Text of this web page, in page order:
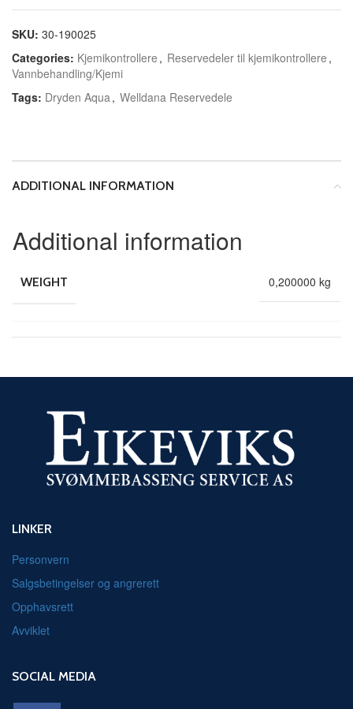
SKU: 30-190025
Categories: Kjemikontrollere , Reservedeler til kjemikontrollere ,
Vannbehandling/Kjemi
Tags: Dryden Aqua , Welldana Reservedele
ADDITIONAL INFORMATION
Additional information
WEIGHT 0,200000 kg
LINKER
Personvern
Salgsbetingelser og angrerett
Opphavsrett
Avviklet
SOCIAL MEDIA